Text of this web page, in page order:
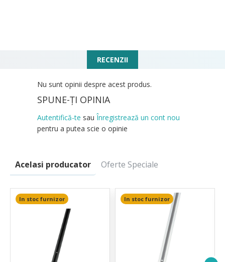
RECENZII
Nu sunt opinii despre acest produs.
SPUNE-ŢI OPINIA
Autentifică-te sau Înregistrează un cont nou
pentru a putea scie o opinie
Acelasi producator Oferte Speciale
In stoc furnizor In stoc furnizor